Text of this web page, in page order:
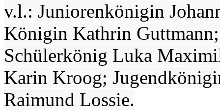
v.l.: Juniorenkönigin
Königin Kathrin
Schülerkönig Luka
Karin Kroog;
Raimund Lossie.